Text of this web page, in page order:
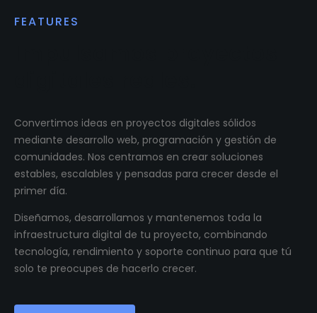
FEATURES
Convertimos ideas en proyectos digitales sólidos
mediante desarrollo web, programación y gestión de
comunidades. Nos centramos en crear soluciones
estables, escalables y pensadas para crecer desde el
primer día.
Diseñamos, desarrollamos y mantenemos toda la
infraestructura digital de tu proyecto, combinando
tecnología, rendimiento y soporte continuo para que tú
solo te preocupes de hacerlo crecer.